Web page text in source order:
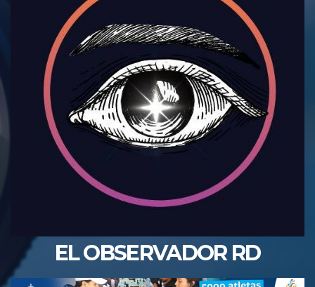
EL OBSERVADOR RD